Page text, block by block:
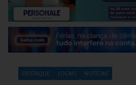
DESTAQUE LOCAIS NOTÍCIAS